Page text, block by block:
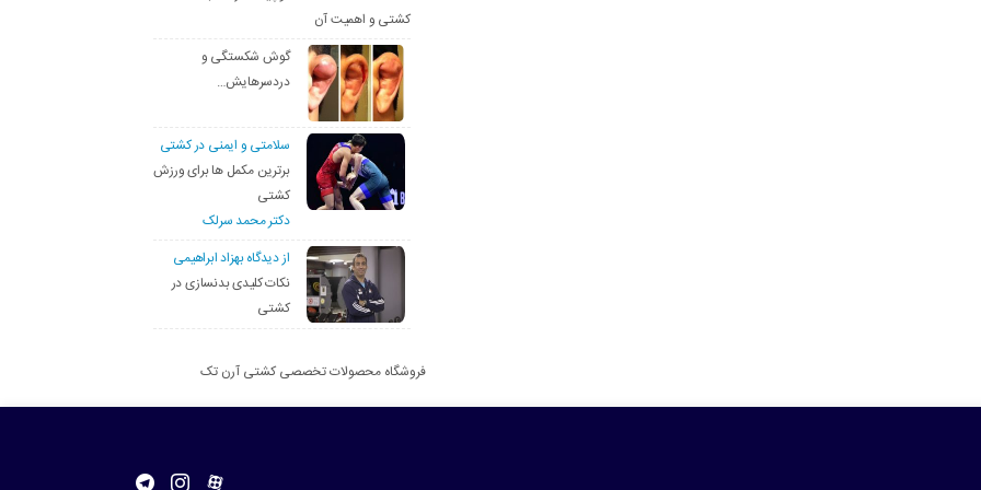
کشتی و اهمیت آن
گوش شکستگی و
دردسرهایش…
سلامتی و ایمنی در کشتی
برترین مکمل ها برای ورزش
کشتی
دکتر محمد سرلک
از دیدگاه بهزاد ابراهیمی
نکات کلیدی بدنسازی در
کشتی
فروشگاه محصولات تخصصی کشتی آرن تک